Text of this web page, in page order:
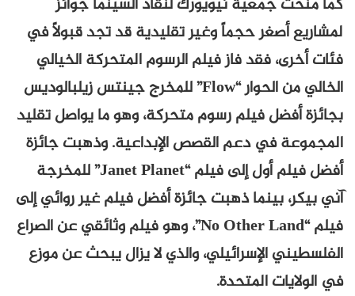
لمشاريع أصغر حجماً وغير تقليدية قد تجد قبولاً في
فئات أخرى، فقد فاز فيلم الرسوم المتحركة الخيالي
الخالي من الحوار “Flow” للمخرج جينتس زيلبالوديس
بجائزة أفضل فيلم رسوم متحركة، وهو ما يواصل تقليد
المجموعة في دعم القصص الإبداعية. وذهبت جائزة
أفضل فيلم أول إلى فيلم “Janet Planet” للمخرجة
آني بيكر، بينما ذهبت جائزة أفضل فيلم غير روائي إلى
فيلم “No Other Land”، وهو فيلم وثائقي عن الصراع
الفلسطيني الإسرائيلي، والذي لا يزال يبحث عن موزع
في الولايات المتحدة.